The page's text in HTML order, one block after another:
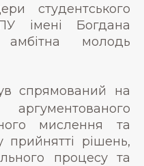
студентського
імені Богдана
молодь
спрямований на
мислення та
прийнятті рішень,
процесу та